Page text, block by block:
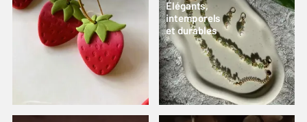
Élégants,
intemporels
et durables